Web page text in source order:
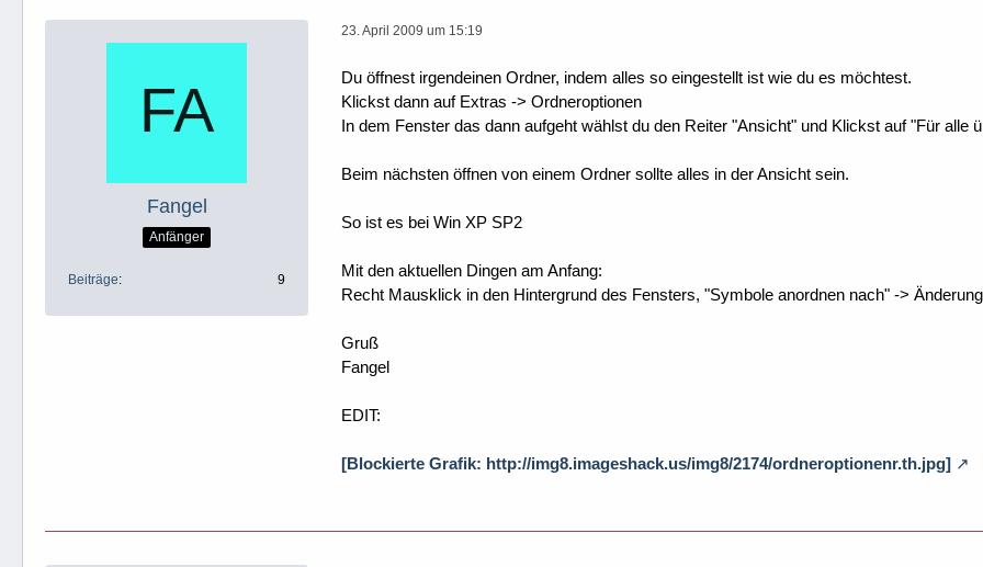
Fangel
Anfänger
Beiträge 9
23. April 2009 um 15:19
Du öffnest irgendeinen Ordner, indem alles so eingestellt ist wie du es möchtest.
Klickst dann auf Extras -> Ordneroptionen
In dem Fenster das dann aufgeht wählst du den Reiter "Ansicht" und Klickst auf "Für alle
Beim nächsten öffnen von einem Ordner sollte alles in der Ansicht sein.
So ist es bei Win XP SP2
Mit den aktuellen Dingen am Anfang:
Recht Mausklick in den Hintergrund des Fensters, "Symbole anordnen nach" ->
Gruß
Fangel
EDIT:
[Blockierte Grafik: http://img8.imageshack.us/img8/2174/ordneroptionenr.th.jpg]